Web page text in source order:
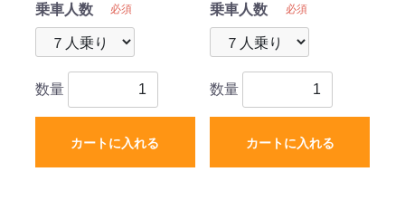
乗車人数 必須
数量
カートに入れる
乗車人数 必須
数量
カートに入れる